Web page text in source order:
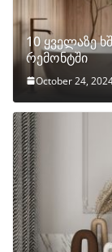
10 ყველაზე
რემონტში
October 24,